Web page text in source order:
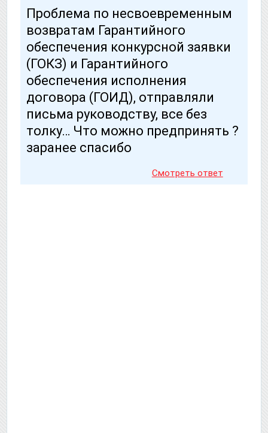
Проблема по несвоевременным
возвратам Гарантийного
обеспечения конкурсной заявки
(ГОКЗ) и Гарантийного
обеспечения исполнения
договора (ГОИД), отправляли
письма руководству, все без
толку… Что можно предпринять ?
заранее спасибо
Смотреть ответ